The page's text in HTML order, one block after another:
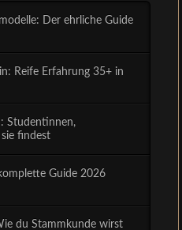
Der ehrliche Guide
Reife Erfahrung 35+ in
Studentinnen,
findest
Guide 2026
du Stammkunde wirst